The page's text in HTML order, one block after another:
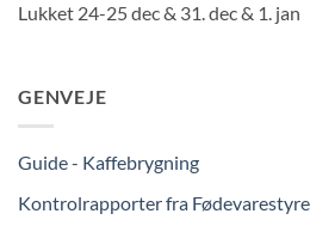
Lukket 24-25 dec & 31. dec & 1. jan
GENVEJE
Guide - Kaffebrygning
Kontrolrapporter fra